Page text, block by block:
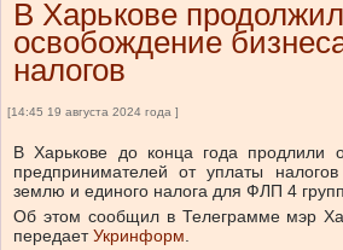
В Харькове
освобождение
налогов
[14:45 19 августа 2024 года ]
В Харькове до конца года продлили
предпринимателей от уплаты
землю и единого налога для ФЛП 4
Об этом сообщил в Телеграмме мэр
передаетУкринформ.